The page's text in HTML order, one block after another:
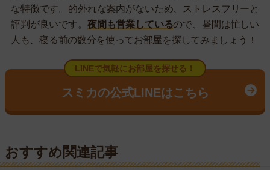
な特徴です。的外れな案内がないため、ストレスフリーと
評判が良いです。 夜間も営業しているので、昼間は忙しい
人も、寝る前の数分を使ってお部屋を探してみましょう！
LINEで気軽にお部屋を探せる！
スミカの公式LINEはこちら
おすすめ関連記事